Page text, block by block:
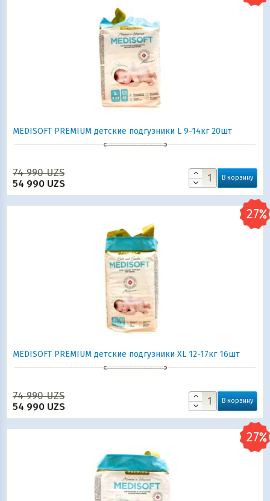
MEDISOFT PREMIUM детские подгузники L 9-14кг 20шт
74 990UZS
54 990 UZS В корзину
MEDISOFT PREMIUM детские подгузники XL 12-17кг 16шт
74 990UZS
54 990 UZS В корзину